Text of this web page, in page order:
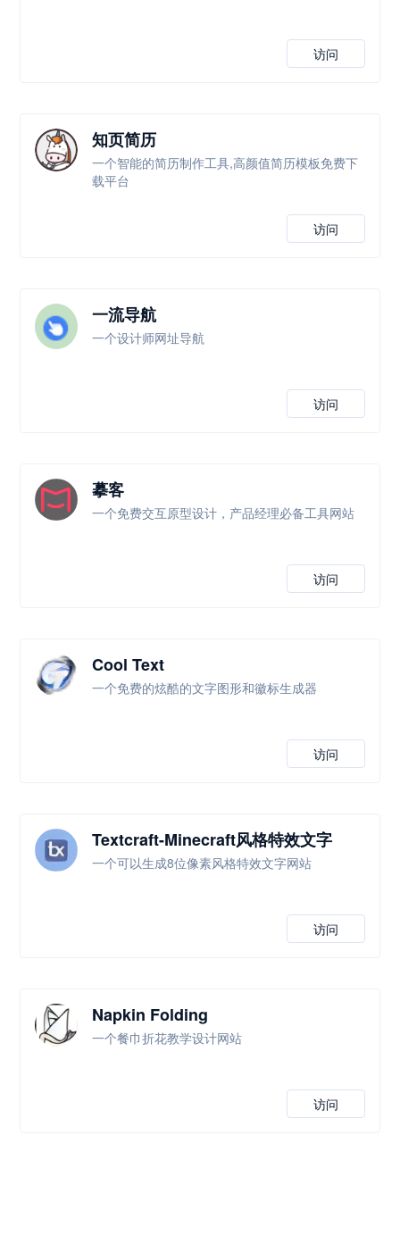
访问
知页简历
一个智能的简历制作工具,高颜值简历模板免费下
载平台
访问
一流导航
一个设计师网址导航
访问
摹客
一个免费交互原型设计，产品经理必备工具网站
访问
Cool Text
一个免费的炫酷的文字图形和徽标生成器
访问
Textcraft-Minecraft风格特效文字
一个可以生成8位像素风格特效文字网站
访问
Napkin Folding
一个餐巾折花教学设计网站
访问